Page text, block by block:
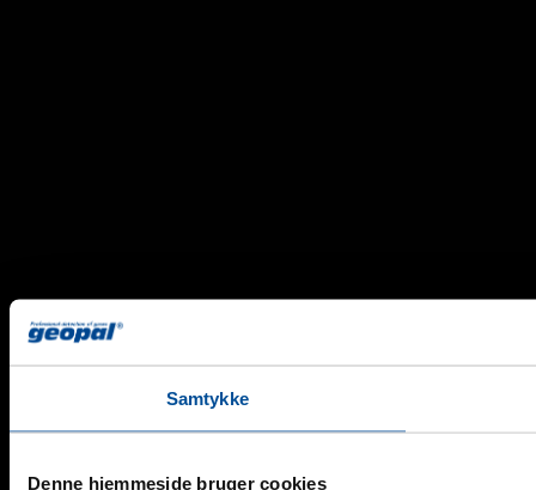
Samtykke
Denne hjemmeside bruger cookies